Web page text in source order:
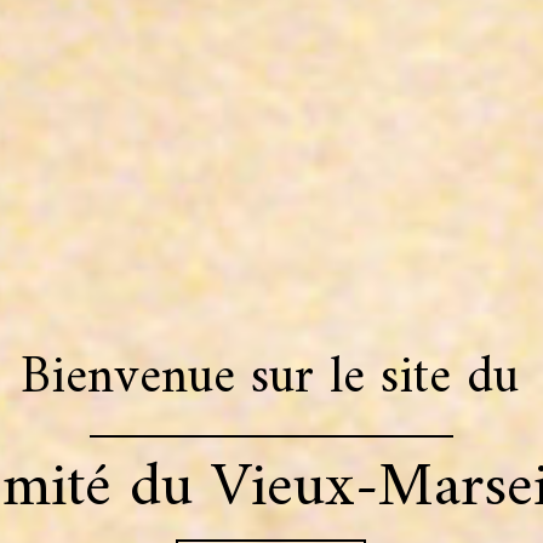
du Vieux-
Bienvenue sur le site du